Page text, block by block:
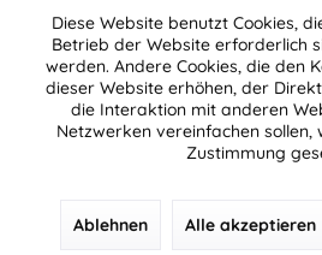
Diese Website benutzt Cookies,
Betrieb der Website erforderlich
werden. Andere Cookies, die den
dieser Website erhöhen, der
die Interaktion mit anderen
Netzwerken vereinfachen
Zustimmung
Ablehnen Alle akzeptieren